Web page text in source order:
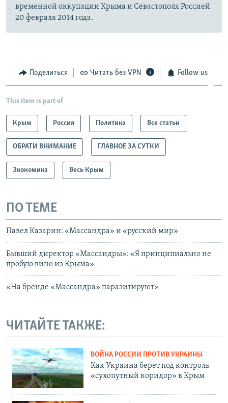
временной оккупации Крыма и Севастополя Россией
20 февраля 2014 года.
Поделиться Читать без VPN Follow us
This item is part of
Крым Россия Политика Все статьи
ОБРАТИ ВНИМАНИЕ ГЛАВНОЕ ЗА СУТКИ
Экономика Весь Крым
ПО ТЕМЕ
Павел Казарин: «Массандра» и «русский мир»
Бывший директор «Массандры»: «Я принципиально не
пробую вино из Крыма»
«На бренде «Массандра» паразитируют»
ЧИТАЙТЕ ТАКЖЕ:
ВОЙНА РОССИИ ПРОТИВ УКРАИНЫ
Как Украина берет под контроль
«сухопутный коридор» в Крым